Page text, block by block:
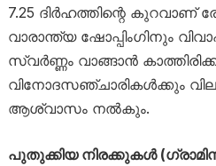
7.25 ദിർഹത്തിന്റെ കുറവാണ്
വാരാന്ത്യ ഷോപ്പിംഗിനും
സ്വർണ്ണം വാങ്ങാൻ
വിനോദസഞ്ചാരികൾക്കും
ആശ്വാസം നൽകും.
പുതുക്കിയ നിരക്കുകൾ